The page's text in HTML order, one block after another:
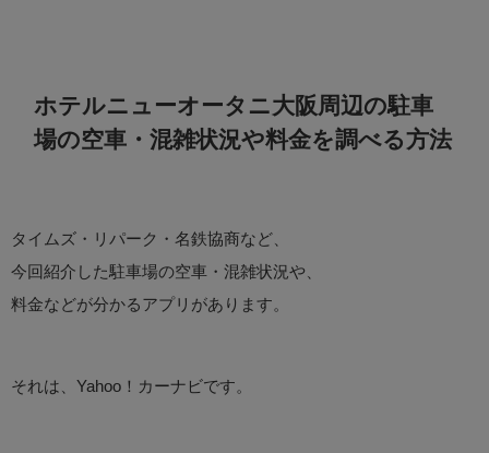
ホテルニューオータニ大阪周辺の駐車
場の空車・混雑状況や料金を調べる方法
タイムズ・リパーク・名鉄協商など、
今回紹介した駐車場の空車・混雑状況や、
料金などが分かるアプリがあります。
それは、Yahoo！カーナビです。